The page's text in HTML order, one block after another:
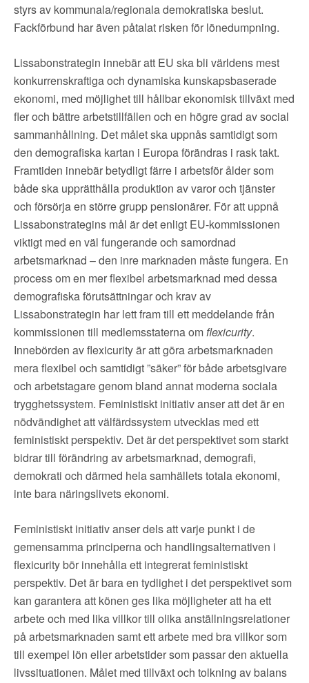
styrs av kommunala/regionala demokratiska beslut.
Fackförbund har även påtalat risken för lönedumpning.
Lissabonstrategin innebär att EU ska bli världens mest
konkurrenskraftiga och dynamiska kunskapsbaserade
ekonomi, med möjlighet till hållbar ekonomisk tillväxt med
fler och bättre arbetstillfällen och en högre grad av social
sammanhållning. Det målet ska uppnås samtidigt som
den demografiska kartan i Europa förändras i rask takt.
Framtiden innebär betydligt färre i arbetsför ålder som
både ska upprätthålla produktion av varor och tjänster
och försörja en större grupp pensionärer. För att uppnå
Lissabonstrategins mål är det enligt EU-kommissionen
viktigt med en väl fungerande och samordnad
arbetsmarknad – den inre marknaden måste fungera. En
process om en mer flexibel arbetsmarknad med dessa
demografiska förutsättningar och krav av
Lissabonstrategin har lett fram till ett meddelande från
kommissionen till medlemsstaterna omflexicurity.
Innebörden av flexicurity är att göra arbetsmarknaden
mera flexibel och samtidigt ”säker” för både arbetsgivare
och arbetstagare genom bland annat moderna sociala
trygghetssystem. Feministiskt initiativ anser att det är en
nödvändighet att välfärdssystem utvecklas med ett
feministiskt perspektiv. Det är det perspektivet som starkt
bidrar till förändring av arbetsmarknad, demografi,
demokrati och därmed hela samhällets totala ekonomi,
inte bara näringslivets ekonomi.
Feministiskt initiativ anser dels att varje punkt i de
gemensamma principerna och handlingsalternativen i
flexicurity bör innehålla ett integrerat feministiskt
perspektiv. Det är bara en tydlighet i det perspektivet som
kan garantera att könen ges lika möjligheter att ha ett
arbete och med lika villkor till olika anställningsrelationer
på arbetsmarknaden samt ett arbete med bra villkor som
till exempel lön eller arbetstider som passar den aktuella
livssituationen. Målet med tillväxt och tolkning av balans